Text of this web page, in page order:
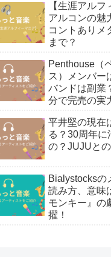
【生涯アルフ
アルコンの魅
コントありメ
まで？
Penthouse（
ス）メンバー
バンドは副業
分で完売の実
平井堅の現在
る？30周年に
の？JUJUと
Bialystocksの
読み方、意味
モンキー』の
擢！